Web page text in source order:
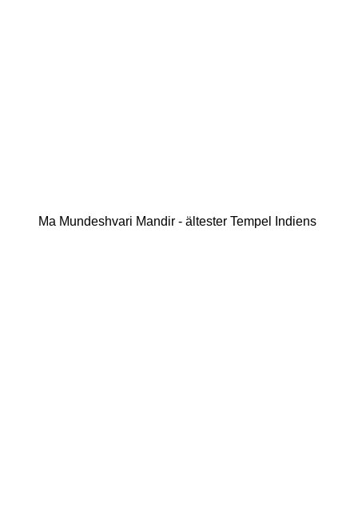
Ma Mundeshvari Mandir - ältester Tempel Indiens